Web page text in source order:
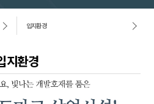
입지환경
지환경